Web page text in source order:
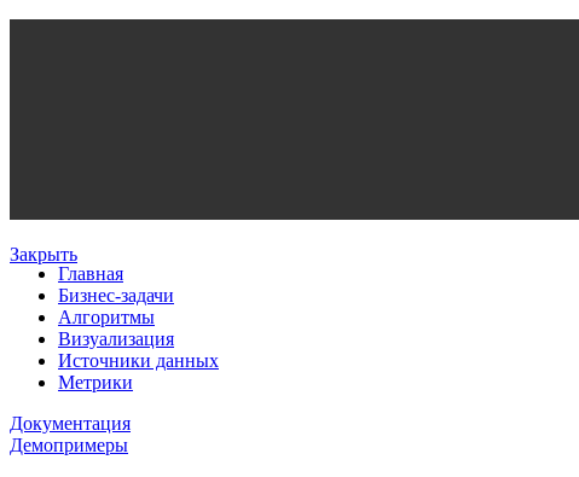
Закрыть
Главная
Бизнес-задачи
Алгоритмы
Визуализация
Источники данных
Метрики
Документация
Демопримеры